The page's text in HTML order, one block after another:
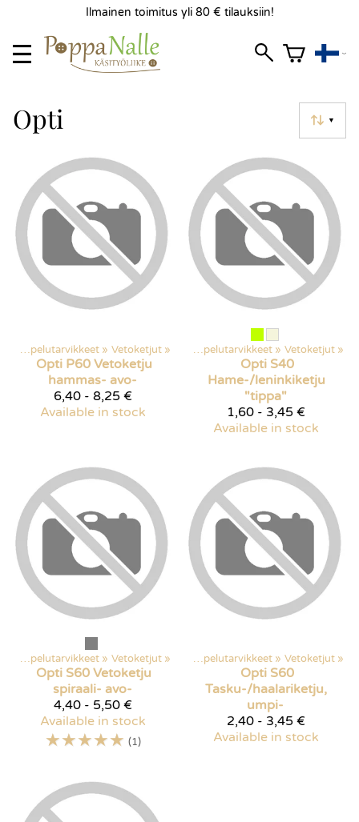
Ilmainen toimitus yli 80 € tilauksiin!
▼
Opti
Ompelutarvikkeet ‪» Vetoketjut ‪»
Opti P60 Vetoketju
hammas- avo-
6,40 - 8,25 €
Available in stock
Products Ompelutarvikkeet ‪» Vetoketjut ‪»
Opti S40
Hame-/leninkiketju
"tippa"
1,60 - 3,45 €
Available in stock
Ompelutarvikkeet ‪» Vetoketjut ‪»
Opti S60 Vetoketju
spiraali- avo-
4,40 - 5,50 €
Available in stock
☆☆☆☆☆ (1)
Products Ompelutarvikkeet ‪» Vetoketjut ‪»
Opti S60
Tasku-/haalariketju,
umpi-
2,40 - 3,45 €
Available in stock